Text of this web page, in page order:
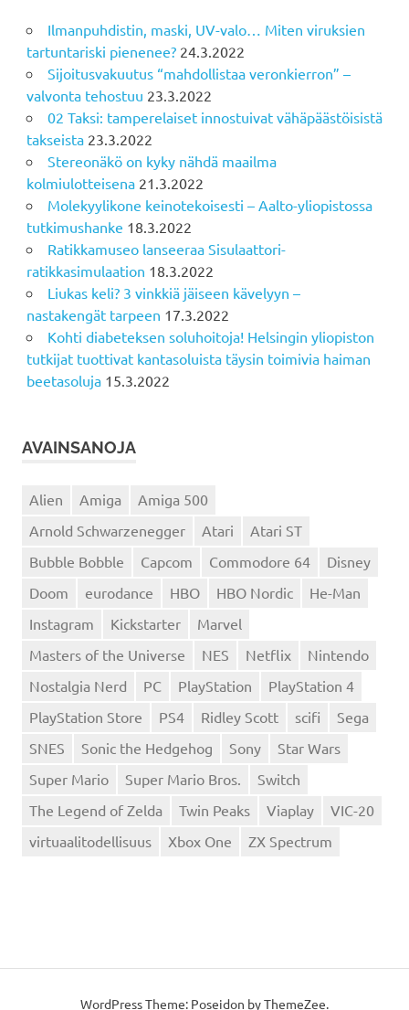
Ilmanpuhdistin, maski, UV-valo… Miten viruksien
tartuntariski pienenee? 24.3.2022
Sijoitusvakuutus “mahdollistaa veronkierron” –
valvonta tehostuu 23.3.2022
02 Taksi: tamperelaiset innostuivat vähäpäästöisistä
takseista 23.3.2022
Stereonäkö on kyky nähdä maailma
kolmiulotteisena 21.3.2022
Molekyylikone keinotekoisesti – Aalto-yliopistossa
tutkimushanke 18.3.2022
Ratikkamuseo lanseeraa Sisulaattori-
ratikkasimulaation 18.3.2022
Liukas keli? 3 vinkkiä jäiseen kävelyyn –
nastakengät tarpeen 17.3.2022
Kohti diabeteksen soluhoitoja! Helsingin yliopiston
tutkijat tuottivat kantasoluista täysin toimivia haiman
beetasoluja 15.3.2022
AVAINSANOJA
Alien Amiga
Amiga 500
Arnold Schwarzenegger
Atari
Atari ST
Bubble Bobble
Capcom Commodore 64
Disney
Doom
eurodance HBO HBO Nordic
He-Man
Instagram
Kickstarter
Marvel
Masters of the Universe
NES Netflix
Nintendo
Nostalgia Nerd
PC PlayStation
PlayStation 4
PlayStation Store
PS4 Ridley Scott scifi
Sega
SNES
Sonic the Hedgehog Sony
Star Wars
Super Mario
Super Mario Bros.
Switch
The Legend of Zelda
Twin Peaks Viaplay
VIC-20
virtuaalitodellisuus
Xbox One ZX Spectrum
WordPress Theme: Poseidon byThemeZee.